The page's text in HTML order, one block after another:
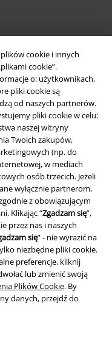
cookie i innych
cookie”.
o: użytkownikach,
pliki cookie są
od naszych partnerów.
pliki cookie w celu:
naszej witryny
Twoich zakupów,
(np. do
w mediach
osób trzecich. Jeżeli
wyłącznie partnerom,
z obowiązującym
Klikając “Zgadzam się”,
przez nas i naszych
się” - nie wyrazić na
niezbędne pliki cookie.
preferencje, kliknij
lub zmienić swoją
Plików Cookie. By
danych, przejdź do